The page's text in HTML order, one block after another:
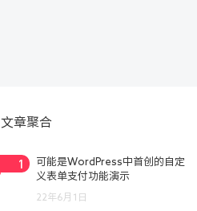
文章聚合
1
可能是WordPress中首创的自定
义表单支付功能演示
22年6月1日